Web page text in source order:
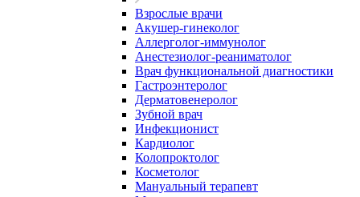
Взрослые врачи
Акушер-гинеколог
Аллерголог-иммунолог
Анестезиолог-реаниматолог
Врач функциональной диагностики
Гастроэнтеролог
Дерматовенеролог
Зубной врач
Инфекционист
Кардиолог
Колопроктолог
Косметолог
Мануальный терапевт